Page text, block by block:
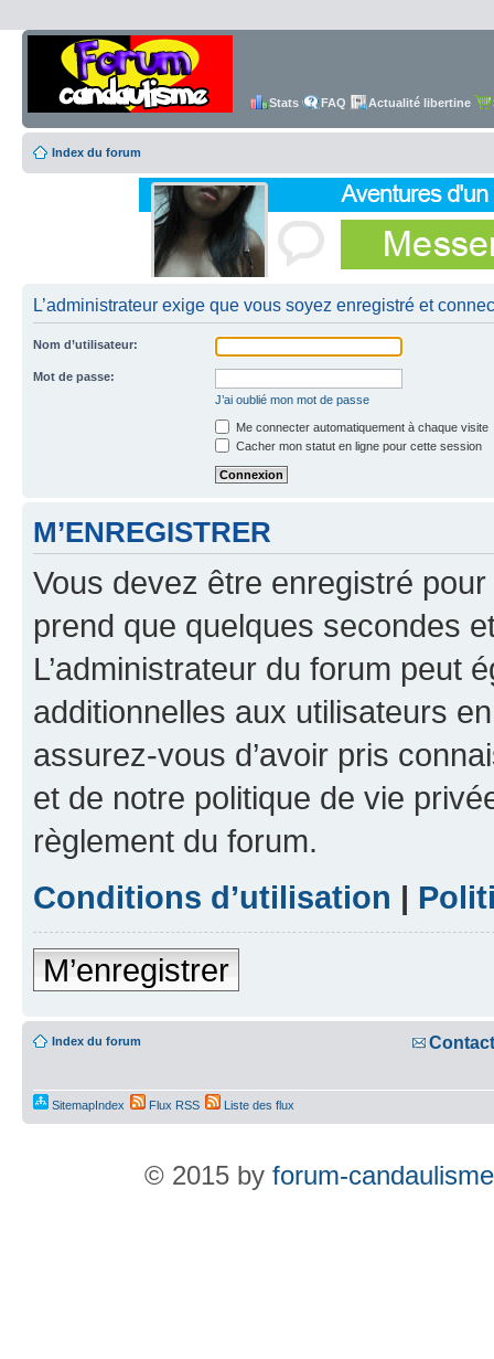
Stats FAQ Actualité libertine
Index du forum
L’administrateur exige que vous soyez enregistré et
Nom d’utilisateur:
Mot de passe:
J’ai oublié mon mot de passe
Me connecter automatiquement à chaque visite
Cacher mon statut en ligne pour cette session
M’ENREGISTRER
Vous devez être enregistré
prend que quelques secondes
L’administrateur du forum peut
additionnelles aux utilisateurs
assurez-vous d’avoir pris
et de notre politique de vie
règlement du forum.
Conditions d’utilisation |
M’enregistrer
Index du forum Contact
SitemapIndex Flux RSS Liste des flux
© 2015 by forum-